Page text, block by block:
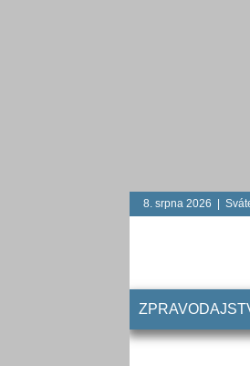
8. srpna 2026 |